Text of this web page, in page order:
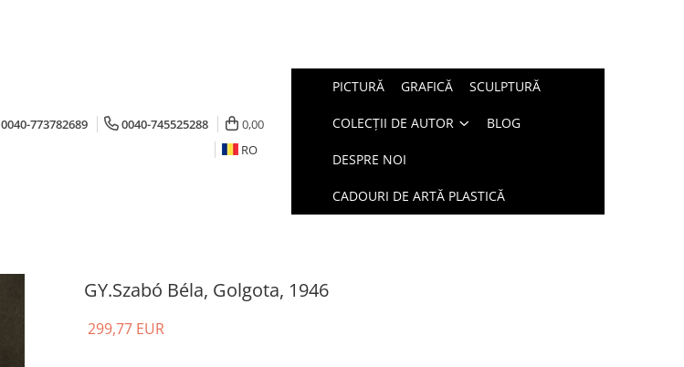
0040-773782689 0040-745525288
0,00
RO
PICTURĂ GRAFICĂ SCULPTURĂ
COLECȚII DE AUTOR BLOG
DESPRE NOI
CADOURI DE ARTĂ PLASTICĂ
GY.Szabó Béla, Golgota, 1946
299,77 EUR